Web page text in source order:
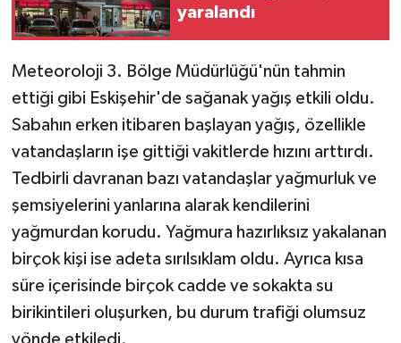
yaralandı
Meteoroloji 3. Bölge Müdürlüğü'nün tahmin
ettiği gibi Eskişehir'de sağanak yağış etkili oldu.
Sabahın erken itibaren başlayan yağış, özellikle
vatandaşların işe gittiği vakitlerde hızını arttırdı.
Tedbirli davranan bazı vatandaşlar yağmurluk ve
şemsiyelerini yanlarına alarak kendilerini
yağmurdan korudu. Yağmura hazırlıksız yakalanan
birçok kişi ise adeta sırılsıklam oldu. Ayrıca kısa
süre içerisinde birçok cadde ve sokakta su
birikintileri oluşurken, bu durum trafiği olumsuz